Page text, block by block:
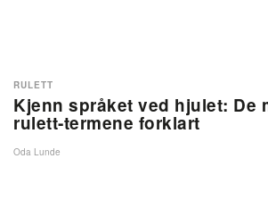
Kjenn språket ved hjulet: De
rulett‑termene forklart
RULETT
Oda Lunde